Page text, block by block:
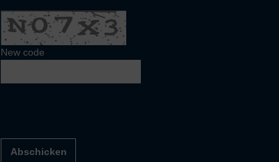
New code
Abschicken